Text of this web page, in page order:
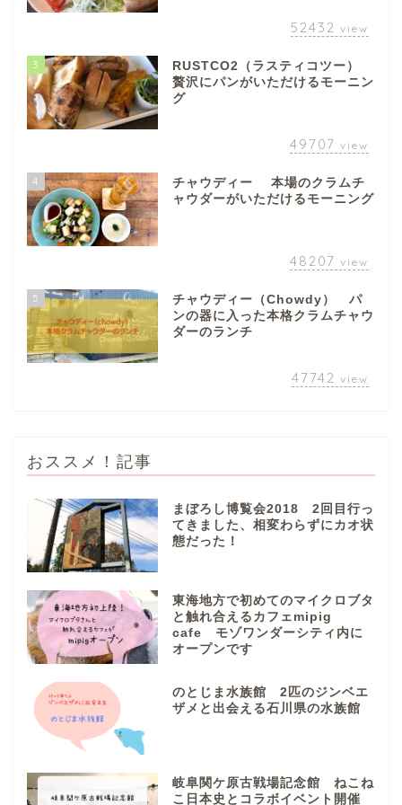
52432 view
3
RUSTCO2（ラスティコツー）
贅沢にパンがいただけるモーニン
グ
49707 view
4
チャウディー 本場のクラムチ
ャウダーがいただけるモーニング
48207 view
5
チャウディー（Chowdy） パ
ンの器に入った本格クラムチャウ
ダーのランチ
47742 view
おススメ！記事
まぼろし博覧会2018 2回目行っ
てきました、相変わらずにカオ状
態だった！
東海地方で初めてのマイクロブタ
と触れ合えるカフェmipig
cafe モゾワンダーシティ内に
オープンです
のとじま水族館 2匹のジンベエ
ザメと出会える石川県の水族館
岐阜関ケ原古戦場記念館 ねこね
こ日本史とコラボイベント開催
ぎふまるけとは。
ぎふまるけ内の記事と写真
（画像）＆掲載情報につい
ての注意事項など
岐阜地域
各務原市